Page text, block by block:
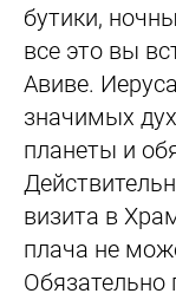
бутики,
все это вы
Авиве.
значимых
планеты и
визита в
плача не
Обязательно